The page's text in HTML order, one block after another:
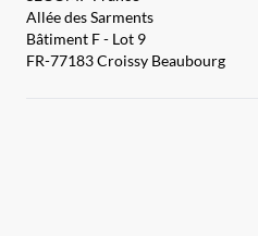
Allée des Sarments
Bâtiment F - Lot 9
FR-77183 Croissy Beaubourg